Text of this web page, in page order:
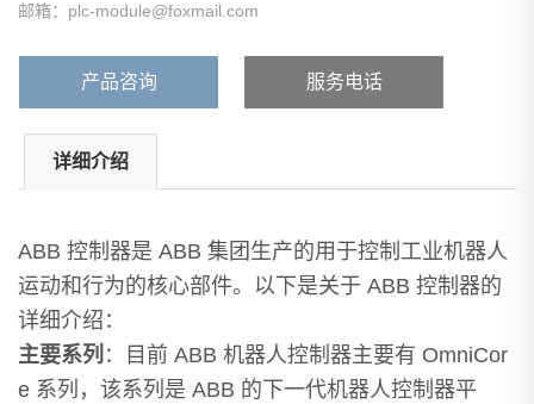
邮箱：plc-module@foxmail.com
产品咨询 服务电话
详细介绍
ABB 控制器是 ABB 集团生产的用于控制工业机器人
运动和行为的核心部件。以下是关于 ABB 控制器的
详细介绍：
主要系列 ：目前 ABB 机器人控制器主要有 OmniCor
e 系列，该系列是 ABB 的下一代机器人控制器平